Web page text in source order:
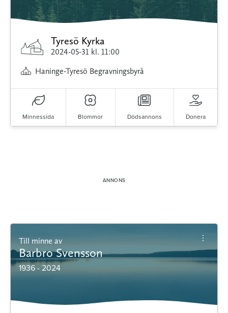
Tyresö Kyrka
2024-05-31 kl. 11:00
Haninge-Tyresö Begravningsbyrå
Minnessida Blommor Dödsannons Donera
Till minne av
Barbro Svensson
1936 - 2024